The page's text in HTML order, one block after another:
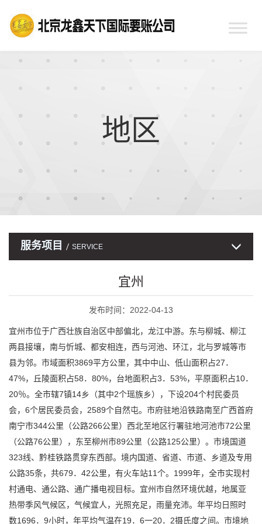
地区
服务项目 SERVICE
宜州
发布时间：2022-04-13
宜州市位于广西壮族自治区中部偏北，龙江中游。东与柳城、柳江
两县接壤，南与忻城、都安相连，西与河池、环江，北与罗城等市
县为邻。市域面积3869平方公里，其中中山、低山面积占27．
47%，丘陵面积占58．80%，台地面积占3．53%，平原面积占10．
20％。全市辖7镇14乡（其中2个瑶族乡），下设204个村民委员
会，6个居民委员会，2589个自然屯。市府驻地沿铁路南至广西首府
南宁市344公里（公路266公里）西北至地区行署驻地河池市72公里
（公路76公里），东至柳州市89公里（公路125公里）。市境国道
323线、黔桂铁路贯穿东西部。境内国道、省道、市道、乡道及专用
公路35条，共679．42公里，有火车站11个。1999年，全市实现村
村通电、通公路、通广播电视目标。宜州市自然环境优越，地属亚
热带季风气候区，气候宜人，光照充足，雨量充沛。年平均日照时
数1696．9小时，年平均气温在19．6一20．2摄氏度之间。市境地